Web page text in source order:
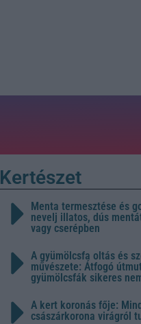
Kertészet
Menta termesztése és
nevelj illatos, dús
vagy cserépben
A gyümölcsfa oltás és
művészete: Átfogó
gyümölcsfák sikeres
A kert koronás fője:
császárkorona virágról